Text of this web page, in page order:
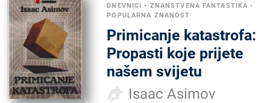
DNEVNICI • ZNANSTVENA FANTASTIKA •
POPULARNA ZNANOST
Primicanje katastrofa:
Propasti koje prijete
našem svijetu
Isaac Asimov